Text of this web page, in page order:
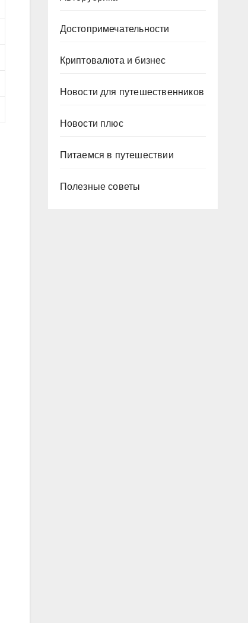
Достопримечательности
Криптовалюта и бизнес
Новости для путешественников
Новости плюс
Питаемся в путешествии
Полезные советы